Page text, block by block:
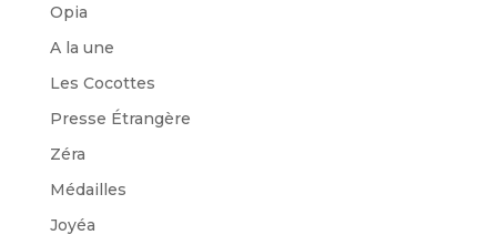
Opia
A la une
Les Cocottes
Presse Étrangère
Zéra
Médailles
Joyéa